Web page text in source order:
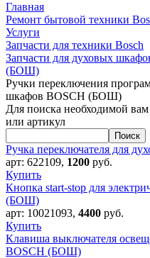
Главная
Ремонт бытовой техники
Услуги
Запчасти для техники Bosch
Запчасти для духовых
(БОШ)
Ручки переключения
шкафов BOSCH (БОШ)
Для поиска необходимой
или артикул
Ручка переключателя для
арт: 622109, 1200 руб.
Купить
Кнопка start-stop для
(БОШ)
арт: 10021093, 4400 руб.
Купить
Клавиша выключателя
BOSCH (БОШ)